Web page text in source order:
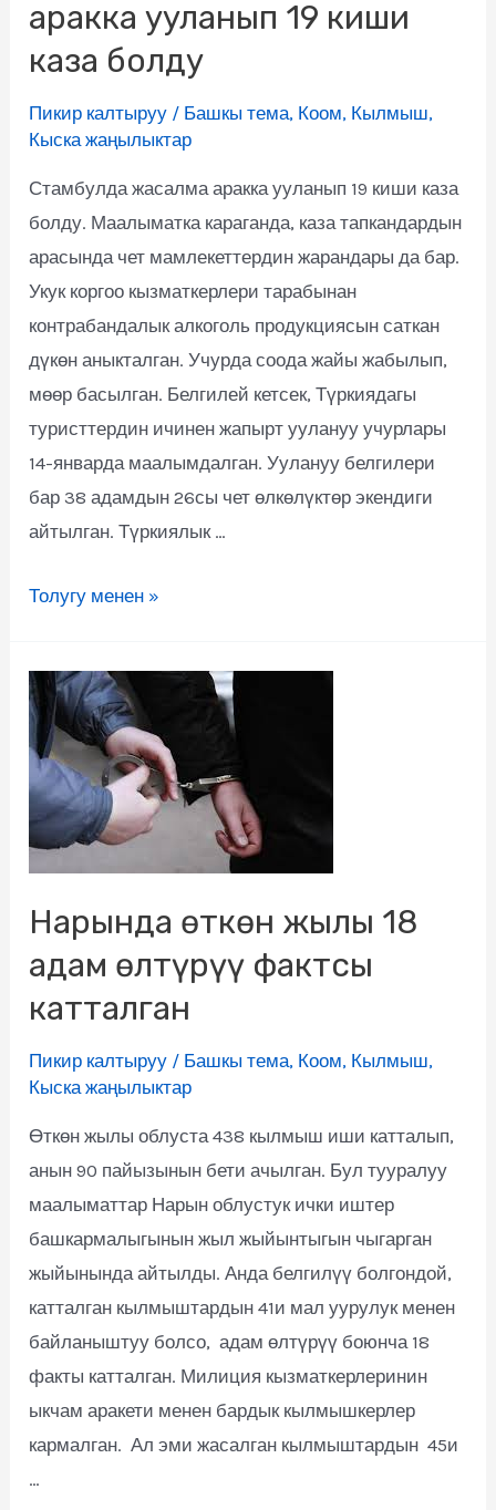
аракка ууланып 19 киши
каза болду
Пикир калтыруу / Башкы тема, Коом, Кылмыш,
Кыска жаңылыктар
Стамбулда жасалма аракка ууланып 19 киши каза
болду. Маалыматка караганда, каза тапкандардын
арасында чет мамлекеттердин жарандары да бар.
Укук коргоо кызматкерлери тарабынан
контрабандалык алкоголь продукциясын саткан
дүкөн аныкталган. Учурда соода жайы жабылып,
мөөр басылган. Белгилей кетсек, Түркиядагы
туристтердин ичинен жапырт уулануу учурлары
14-январда маалымдалган. Уулануу белгилери
бар 38 адамдын 26сы чет өлкөлүктөр экендиги
айтылган. Түркиялык …
Толугу менен »
Нарында өткөн жылы 18
адам өлтүрүү фактсы
катталган
Пикир калтыруу / Башкы тема, Коом, Кылмыш,
Кыска жаңылыктар
Өткөн жылы облуста 438 кылмыш иши катталып,
анын 90 пайызынын бети ачылган. Бул тууралуу
маалыматтар Нарын облустук ички иштер
башкармалыгынын жыл жыйынтыгын чыгарган
жыйынында айтылды. Анда белгилүү болгондой,
катталган кылмыштардын 41и мал уурулук менен
байланыштуу болсо, адам өлтүрүү боюнча 18
факты катталган. Милиция кызматкерлеринин
ыкчам аракети менен бардык кылмышкерлер
кармалган. Ал эми жасалган кылмыштардын 45и
…